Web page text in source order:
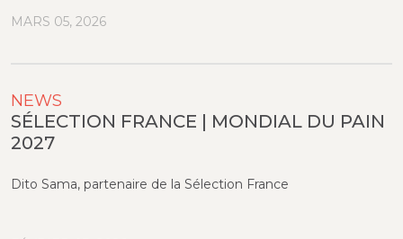
MARS 05, 2026
NEWS
SÉLECTION FRANCE | MONDIAL DU PAIN
2027
Dito Sama, partenaire de la Sélection France